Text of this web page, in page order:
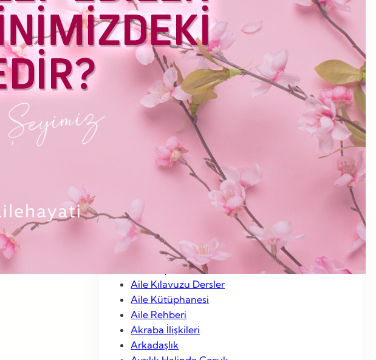
Mart 2014
Haziran 2013
Mayıs 2013
Nisan 2013
Mart 2013
Şubat 2013
Ocak 2013
Kasım 2012
Ocak 2012
Categories
Aile Kılavuzu Dersler
Aile Kütüphanesi
Aile Rehberi
Akraba İlişkileri
Arkadaşlık